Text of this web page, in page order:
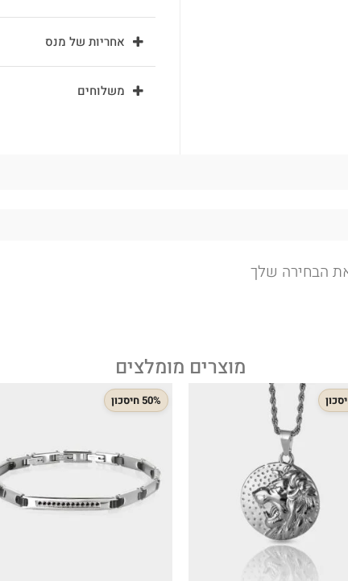
אחריות של מנס
משלוחים
הבחירה שלך
מוצרים מומלצים
50% חיסכון